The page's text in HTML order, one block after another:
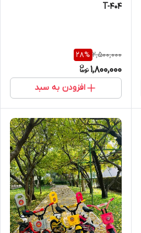
T-404
2,500,000
28%
1,800,000
افزودن به سبد